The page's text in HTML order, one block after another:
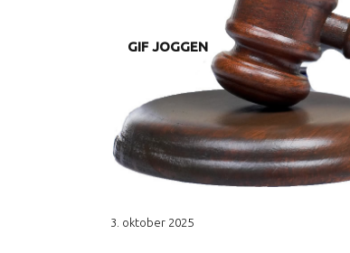
GIF JOGGEN
3. oktober 2025